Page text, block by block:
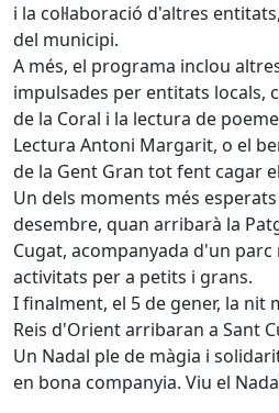
i la col·laboració d'altres
del municipi.
A més, el programa inclou
impulsades per entitats locals,
de la Coral i la lectura de
Lectura Antoni Margarit, o el
de la Gent Gran tot fent cagar
Un dels moments més
desembre, quan arribarà la
Cugat, acompanyada d'un
activitats per a petits i grans.
I finalment, el 5 de gener, la nit
Reis d'Orient arribaran a Sant
Un Nadal ple de màgia i
en bona companyia. Viu el